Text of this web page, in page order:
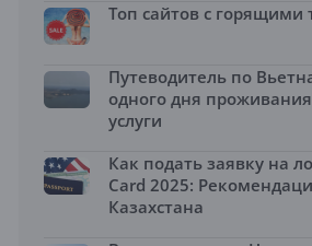
Топ сайтов с горящими
Путеводитель по
одного дня
услуги
Как подать заявку на
Card 2025:
Казахстана